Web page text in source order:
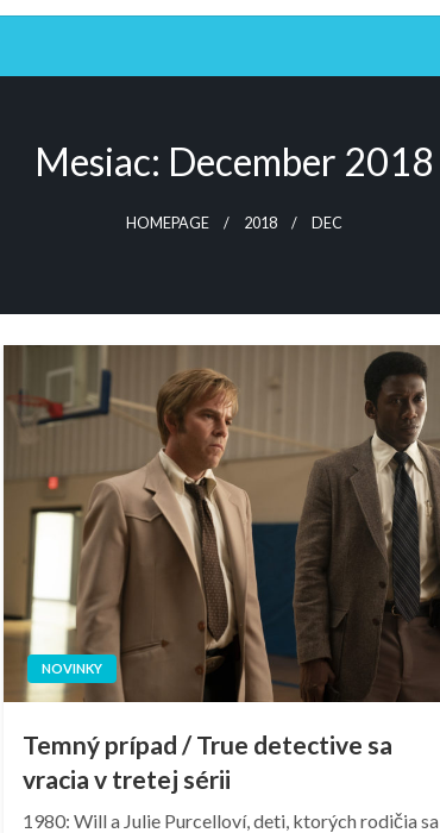
Mesiac: December 2018
HOMEPAGE 2018 DEC
NOVINKY
Temný prípad / True detective sa
vracia v tretej sérii
1980: Will a Julie Purcelloví, deti, ktorých rodičia sa